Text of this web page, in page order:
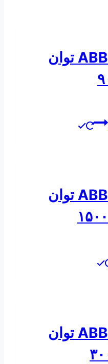
الکتروموتور ABB توان
الکتروموتور ABB توان
الکتروموتور ABB توان